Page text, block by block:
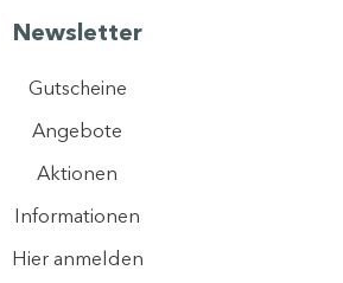
Newsletter
Gutscheine
Angebote
Aktionen
Informationen
Hier anmelden